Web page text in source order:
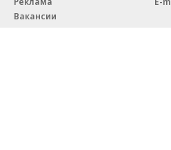
Вакансии